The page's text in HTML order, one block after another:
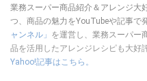
業務スーパー商品紹介＆アレンジ大
つ、商品の魅力をYouTubeや記事で
ャンネル」 を運営し、業務スーパー
品を活用したアレンジレシピも大好
Yahoo!記事はこちら。